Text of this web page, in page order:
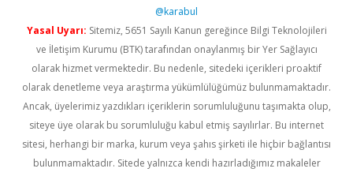
@karabul
Yasal Uyarı: Sitemiz, 5651 Sayılı Kanun gereğince Bilgi Teknolojileri
ve İletişim Kurumu (BTK) tarafından onaylanmış bir Yer Sağlayıcı
olarak hizmet vermektedir. Bu nedenle, sitedeki içerikleri proaktif
olarak denetleme veya araştırma yükümlülüğümüz bulunmamaktadır.
Ancak, üyelerimiz yazdıkları içeriklerin sorumluluğunu taşımakta olup,
siteye üye olarak bu sorumluluğu kabul etmiş sayılırlar. Bu internet
sitesi, herhangi bir marka, kurum veya şahıs şirketi ile hiçbir bağlantısı
bulunmamaktadır. Sitede yalnızca kendi hazırladığımız makaleler